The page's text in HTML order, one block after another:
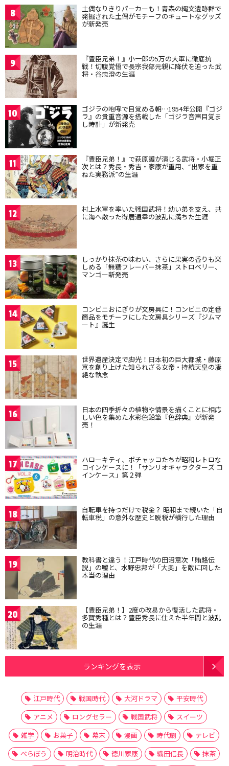
8 土偶なりきりパーカーも！青森の縄文遺跡群で
発掘された土偶がモチーフのキュートなグッズ
が新発売
9 『豊臣兄弟！』小一郎の5万の大軍に徹底抗
戦！切腹覚悟で長宗我部元親に降伏を迫った武
将・谷忠澄の生涯
10 ゴジラの咆哮で目覚める朝…1954年公開『ゴジ
ラ』の貴重音源を搭載した「ゴジラ音声目覚ま
し時計」が新発売
11 『豊臣兄弟！』で萩原護が演じる武将・小堀正
次とは？秀長・秀吉・家康が重用、“出家を重
ねた実務派”の生涯
12 村上水軍を率いた戦国武将！幼い弟を支え、共
に海へ散った得居通幸の波乱に満ちた生涯
13 しっかり抹茶の味わい、さらに果実の香りも楽
しめる「無糖フレーバー抹茶」ストロベリー、
マンゴー新発売
14 コンビニおにぎりが文房具に！コンビニの定番
商品をモチーフにした文房具シリーズ『ジムマ
ート』誕生
15 世界遺産決定で脚光！日本初の巨大都城・藤原
京を創り上げた知られざる女帝・持統天皇の凄
絶な執念
16 日本の四季折々の植物や情景を描くことに相応
しい色を集めた水彩色鉛筆『色辞典』が新発
売！
17 ハローキティ、ポチャッコたちが昭和レトロな
コインケースに！「サンリオキャラクターズ コ
インケース」第２弾
18 自転車を持つだけで税金？ 昭和まで続いた「自
転車税」の意外な歴史と脱税が横行した理由
19 教科書と違う！江戸時代の田沼意次「賄賂伝
説」の嘘と、水野忠邦が「大奥」を敵に回した
本当の理由
20 【豊臣兄弟！】2度の改易から復活した武将・
多賀秀種とは？豊臣秀長に仕えた半年間と波乱
の生涯
ランキングを表示
江戸時代 戦国時代 大河ドラマ
平安時代
アニメ
ロングセラー 戦国武将
スイーツ
雑学
お菓子 幕末 漫画 時代劇
テレビ
べらぼう
明治時代 徳川家康 織田信長
抹茶